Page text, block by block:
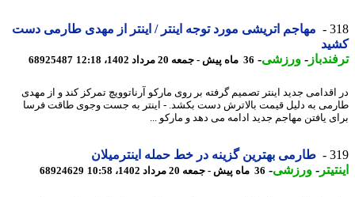
مهاجم اتریشی مورد توجه اینتر / اینتر از مهدی طارمی دست
-ورزشی-36 ماه پیش - جمعه 20 مرداد 1402، 12:18 68925487
جدید اینتر تصمیم گرفته بر روی مارکو آرناتوویچ تمرکز کند و از مهدی
به دلیل قیمت بالاترش دست بکشد. - اینتر به جست وجوی طاقت فرسا
یافتن مهاجم جدید ادامه می دهد و مارکو ...
طارمی بهترین گزینه در خط حمله اینترمیلان
-ورزشی-36 ماه پیش - جمعه 20 مرداد 1402، 10:58 68924629